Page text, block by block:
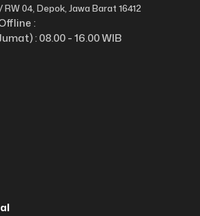
RW 04, Depok, Jawa Barat 16412
:
: 08.00 - 16.00 WIB